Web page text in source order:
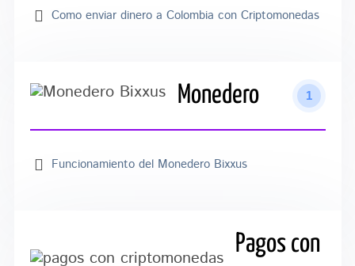
Como enviar dinero a Colombia con Criptomonedas
Monedero 1
Funcionamiento del Monedero Bixxus
Pagos con